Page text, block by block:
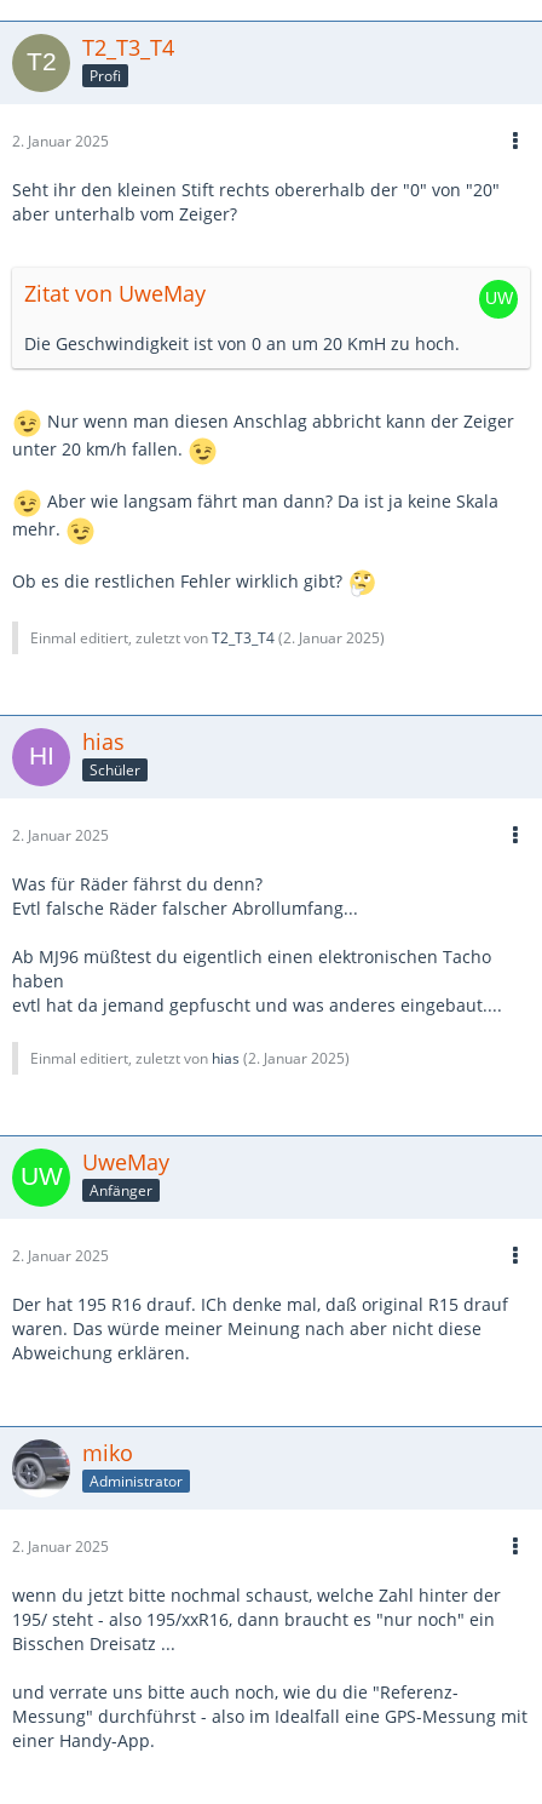
T2_T3_T4
Profi
2. Januar 2025
Seht ihr den kleinen Stift rechts obererhalb der "0" von "20"
aber unterhalb vom Zeiger?
Zitat von UweMay
Die Geschwindigkeit ist von 0 an um 20 KmH zu hoch.
Nur wenn man diesen Anschlag abbricht kann der Zeiger
unter 20 km/h fallen.
Aber wie langsam fährt man dann? Da ist ja keine Skala
mehr.
Ob es die restlichen Fehler wirklich gibt?
Einmal editiert, zuletzt vonT2_T3_T4(2. Januar 2025)
hias
Schüler
2. Januar 2025
Was für Räder fährst du denn?
Evtl falsche Räder falscher Abrollumfang...
Ab MJ96 müßtest du eigentlich einen elektronischen Tacho
haben
evtl hat da jemand gepfuscht und was anderes eingebaut....
Einmal editiert, zuletzt von hias (2. Januar 2025)
UweMay
Anfänger
2. Januar 2025
Der hat 195 R16 drauf. ICh denke mal, daß original R15 drauf
waren. Das würde meiner Meinung nach aber nicht diese
Abweichung erklären.
miko
Administrator
2. Januar 2025
wenn du jetzt bitte nochmal schaust, welche Zahl hinter der
195/ steht - also 195/xxR16, dann braucht es "nur noch" ein
Bisschen Dreisatz ...
und verrate uns bitte auch noch, wie du die "Referenz-
Messung" durchführst - also im Idealfall eine GPS-Messung mit
einer Handy-App.